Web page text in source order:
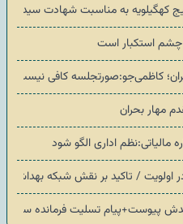
کهگیلویه به مناسبت شهادت سید
چشم استکبار است
کاظمی‌جو:صورتجلسه کافی نیست،
مهار بحران
مالیاتی:نظم اداری الگو شود
در اولویت / تاکید بر نقش شبکه
پیوست+پیام تسلیت فرمانده سپاه